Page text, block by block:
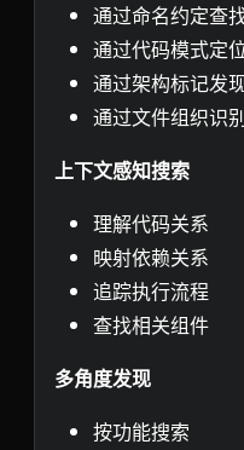
通过命名约定查
通过代码模式定
通过架构标记发
通过文件组织识
上下文感知搜索
理解代码关系
映射依赖关系
追踪执行流程
查找相关组件
多角度发现
按功能搜索